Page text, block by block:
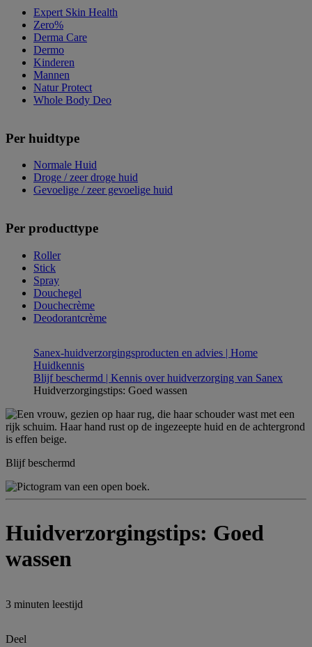
Expert Skin Health
Zero%
Derma Care
Dermo
Kinderen
Mannen
Natur Protect
Whole Body Deo
Per huidtype
Normale Huid
Droge / zeer droge huid
Gevoelige / zeer gevoelige huid
Per producttype
Roller
Stick
Spray
Douchegel
Douchecrème
Deodorantcrème
Sanex-huidverzorgingsproducten en advies | Home
Huidkennis
Blijf beschermd | Kennis over huidverzorging van Sanex
Huidverzorgingstips: Goed wassen
Blijf beschermd
Huidverzorgingstips: Goed
wassen
3 minuten leestijd
Deel